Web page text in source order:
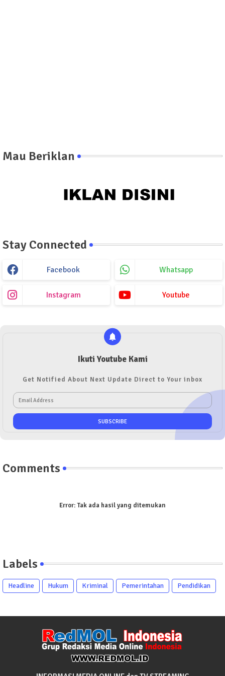
Mau Beriklan
Stay Connected
Facebook Whatsapp
Instagram Youtube
Ikuti Youtube Kami
Get Notified About Next Update Direct to Your inbox
Comments
Error:Tak ada hasil yang ditemukan
Labels
Headline Hukum Kriminal Pemerintahan Pendidikan